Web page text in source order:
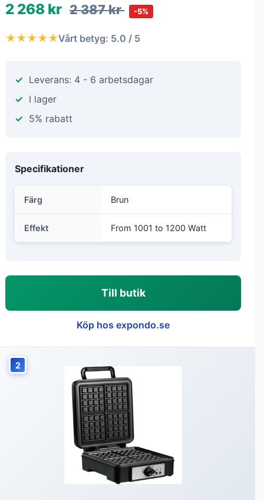
2 268 kr 2 387 kr -5%
★★★★★Vårt betyg: 5.0 / 5
Leverans: 4 - 6 arbetsdagar
I lager
5% rabatt
Specifikationer
Färg Brun
Effekt From 1001 to 1200 Watt
Till butik
Köp hos expondo.se
2